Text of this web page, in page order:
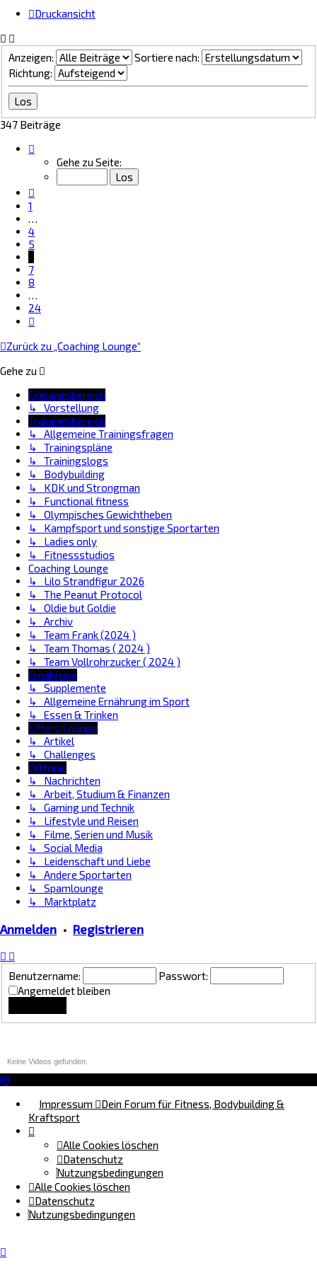
Druckansicht
Anzeigen:
Sortiere nach:
Richtung:
347 Beiträge
von
Gehe zu Seite:
1
…
4
5
7
8
…
24
Zurück zu „Coaching Lounge“
Gehe zu
Eingangsbereich
↳ Vorstellung
Trainingsbereich
↳ Allgemeine Trainingsfragen
↳ Trainingspläne
↳ Trainingslogs
↳ Bodybuilding
↳ KDK und Strongman
↳ Functional fitness
↳ Olympisches Gewichtheben
↳ Kampfsport und sonstige Sportarten
↳ Ladies only
↳ Fitnessstudios
Coaching Lounge
↳ Lilo Strandfigur 2026
↳ The Peanut Protocol
↳ Oldie but Goldie
↳ Archiv
↳ Team Frank (2024 )
↳ Team Thomas ( 2024 )
↳ Team Vollrohrzucker ( 2024 )
Ernährung
↳ Supplemente
↳ Allgemeine Ernährung im Sport
↳ Essen & Trinken
Lifters Lounge
↳ Artikel
↳ Challenges
Offtopic
↳ Nachrichten
↳ Arbeit, Studium & Finanzen
↳ Gaming und Technik
↳ Lifestyle und Reisen
↳ Filme, Serien und Musik
↳ Social Media
↳ Leidenschaft und Liebe
↳ Andere Sportarten
↳ Spamlounge
↳ Marktplatz
Anmelden • Registrieren
Benutzername:
Passwort:
Angemeldet bleiben
Keine Videos gefunden.
Impressum
Dein Forum für Fitness, Bodybuilding &
Kraftsport
Alle Cookies löschen
Datenschutz
Nutzungsbedingungen
Alle Cookies löschen
Datenschutz
Nutzungsbedingungen